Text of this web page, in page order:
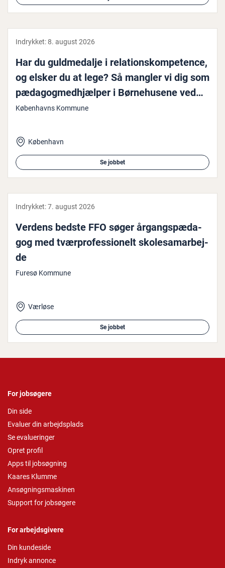
Indrykket:8. august 2026
Har du guld­me­dal­je i re­la­tions­kom­pe­ten­ce,
og elsker du at lege? Så mangler vi dig som
pæ­da­gog­med­hjæl­per i Bør­ne­hu­se­ne ved
Skoven
Københavns Kommune
København
Se jobbet
Indrykket:7. august 2026
Verdens bedste FFO søger år­gangs­pæ­da­
gog med tvær­pro­fes­sio­nelt sko­le­sam­ar­bej­
de
Furesø Kommune
Værløse
Se jobbet
For jobsøgere
Din side
Evaluer din arbejdsplads
Se evalueringer
Opret profil
Apps til jobsøgning
Kaares Klumme
Ansøgningsmaskinen
Support for jobsøgere
For arbejdsgivere
Din kundeside
Indryk annonce